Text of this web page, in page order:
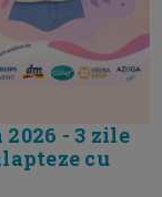
- 3 zile
cu